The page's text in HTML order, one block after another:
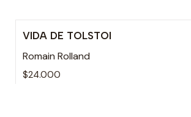
VIDA DE TOLSTOI
Romain Rolland
$24.000